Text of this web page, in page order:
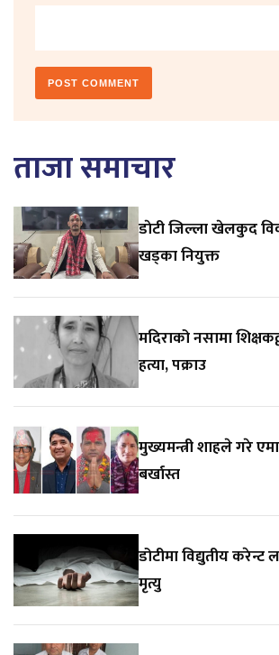
ताजा समाचार
डाेटी जिल्ला खेलकुद
खड्का नियुक्त
मदिराको नसामा
हत्या, पक्राउ
मुख्यमन्त्री शाहले गरे
बर्खास्त
डोटीमा विद्युतीय
मृत्यु